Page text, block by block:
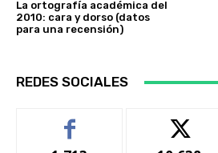
La ortografía académica del
2010: cara y dorso (datos
para una recensión)
REDES SOCIALES